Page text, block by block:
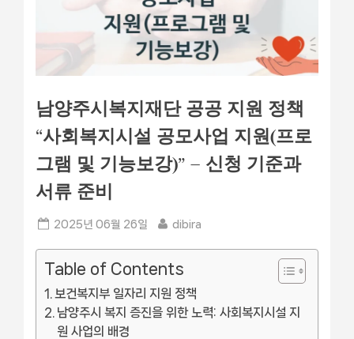
남양주시복지재단 공공 지원 정책
“사회복지시설 공모사업 지원(프로
그램 및 기능보강)” – 신청 기준과
서류 준비
Posted
2025년 06월 26일 By
dibira
Table of Contents
보건복지부 일자리 지원 정책
남양주시 복지 증진을 위한 노력: 사회복지시설 지
원 사업의 배경